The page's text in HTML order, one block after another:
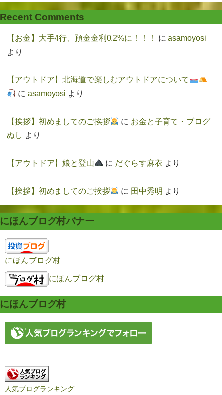
Recent Comments
【お金】大手4行、預金金利0.2%に！！！ に asamoyosi
より
【アウトドア】北海道で楽しむアウトドアについて
に asamoyosi より
【挨拶】初めましてのご挨拶 に お金と子育て・ブログ
ぬし より
【アウトドア】娘と登山 に だぐらす麻衣 より
【挨拶】初めましてのご挨拶 に 田中秀明 より
にほんブログ村バナー
にほんブログ村
にほんブログ村
にほんブログ村
人気ブログランキング